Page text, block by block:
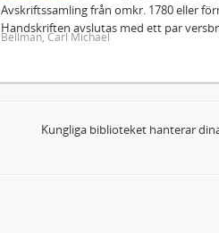
Avskriftssamling från omkr. 1780 eller
Handskriften avslutas med ett par
Bellman, Carl Michael
Kungliga biblioteket hanterar